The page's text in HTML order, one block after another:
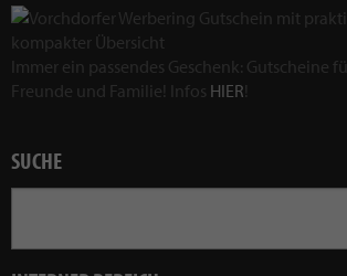
Immer ein passendes Geschenk: Gutscheine
Freunde und Familie! Infos HIER!
SUCHE